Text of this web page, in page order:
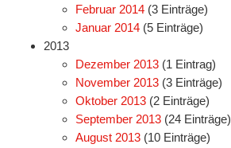
Februar 2014 (3 Einträge)
Januar 2014 (5 Einträge)
2013
Dezember 2013 (1 Eintrag)
November 2013 (3 Einträge)
Oktober 2013 (2 Einträge)
September 2013 (24 Einträge)
August 2013 (10 Einträge)